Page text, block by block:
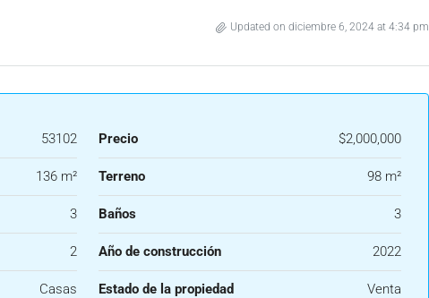
Updated on diciembre 6, 2024 at 4:34 pm
53102 Precio $2,000,000
136 m² Terreno 98 m²
3 Baños 3
2 Año de construcción 2022
Casas Estado de la propiedad Venta